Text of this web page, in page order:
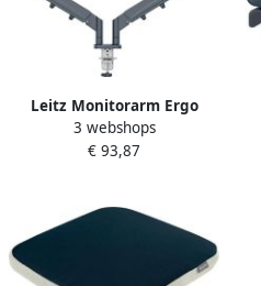
Leitz Monitorarm Ergo
ruimtebesparend dubbel
donkergrijs
3 webshops
€ 93,87